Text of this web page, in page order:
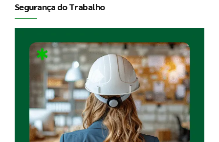
Segurança do Trabalho